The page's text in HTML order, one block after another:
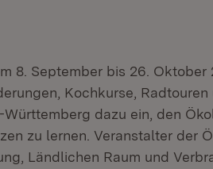
8. September bis 26. Oktober
Kochkurse,
dazu ein, den
zu lernen. Veranstalter der
Ländlichen Raum und